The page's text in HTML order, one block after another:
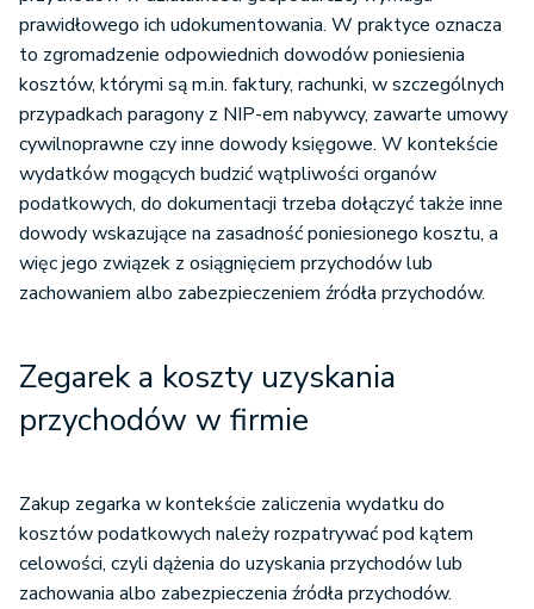
prawidłowego ich udokumentowania. W praktyce oznacza
to zgromadzenie odpowiednich dowodów poniesienia
kosztów, którymi są m.in. faktury, rachunki, w szczególnych
przypadkach paragony z NIP-em nabywcy, zawarte umowy
cywilnoprawne czy inne dowody księgowe. W kontekście
wydatków mogących budzić wątpliwości organów
podatkowych, do dokumentacji trzeba dołączyć także inne
dowody wskazujące na zasadność poniesionego kosztu, a
więc jego związek z osiągnięciem przychodów lub
zachowaniem albo zabezpieczeniem źródła przychodów.
Zegarek a koszty uzyskania
przychodów w firmie
Zakup zegarka w kontekście zaliczenia wydatku do
kosztów podatkowych należy rozpatrywać pod kątem
celowości, czyli dążenia do uzyskania przychodów lub
zachowania albo zabezpieczenia źródła przychodów.